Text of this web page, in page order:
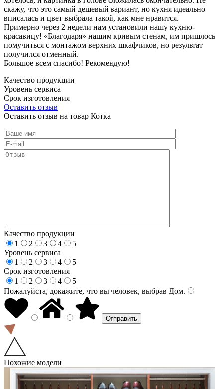
скажу, что это самый дешевый вариант, но кухня идеально
вписалась и цвет выбрала такой, как мне нравится.
Примерно через 2 недели нам установили нашу кухню-
красавицу! «Благодаря» нашим кривым стенам, им пришлось
помучиться с монтажом верхних шкафчиков, но результат
получился отменный.
Большое всем спасибо! Рекомендую!
Качество продукции
Уровень сервиса
Срок изготовления
Оставить отзыв
Оставить отзыв на товар Котка
Качество продукции
1
2 3 4
5
Уровень сервиса
1
2 3 4
5
Срок изготовления
1
2 3 4
5
Пожалуйста, докажите, что вы человек, выбрав Дом.
Похожие модели